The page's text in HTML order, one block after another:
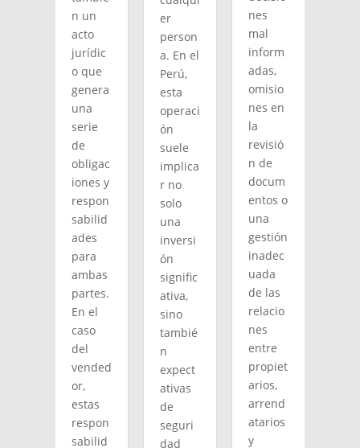
n un
acto
jurídic
o que
genera
una
serie
de
obligac
iones y
respon
sabilid
ades
para
ambas
partes.
En el
caso
del
vended
or,
estas
respon
sabilid
er
person
a. En el
Perú,
esta
operaci
ón
suele
implica
r no
solo
una
inversi
ón
signific
ativa,
sino
tambié
n
expect
ativas
de
seguri
dad
nes
mal
inform
adas,
omisio
nes en
la
revisió
n de
docum
entos o
una
gestión
inadec
uada
de las
relacio
nes
entre
propiet
arios,
arrend
atarios
y